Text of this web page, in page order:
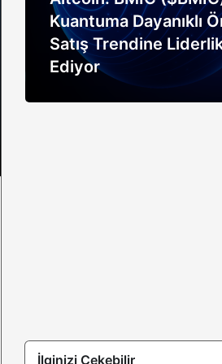
Kuantuma Dayanıklı
Satış Trendine
Ediyor
İlginizi Çekebilir